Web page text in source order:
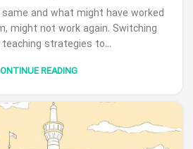
and what might have worked
might not work again. Switching
strategies to...
READING